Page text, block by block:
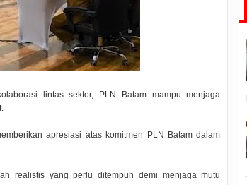
lintas sektor, PLN Batam mampu menjaga
apresiasi atas komitmen PLN Batam dalam
realistis yang perlu ditempuh demi menjaga mutu